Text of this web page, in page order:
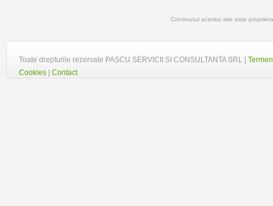
Continutul acestui site este
Toate drepturile rezervate PASCU SERVICII SI CONSULTANTA SRL |
Cookies
Contact